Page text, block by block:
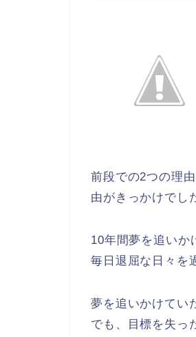
前段での2つの理
由がきっかけでし
10年間夢を追いか
毎日退屈な日々を
夢を追いかけてい
でも、目標を失っ